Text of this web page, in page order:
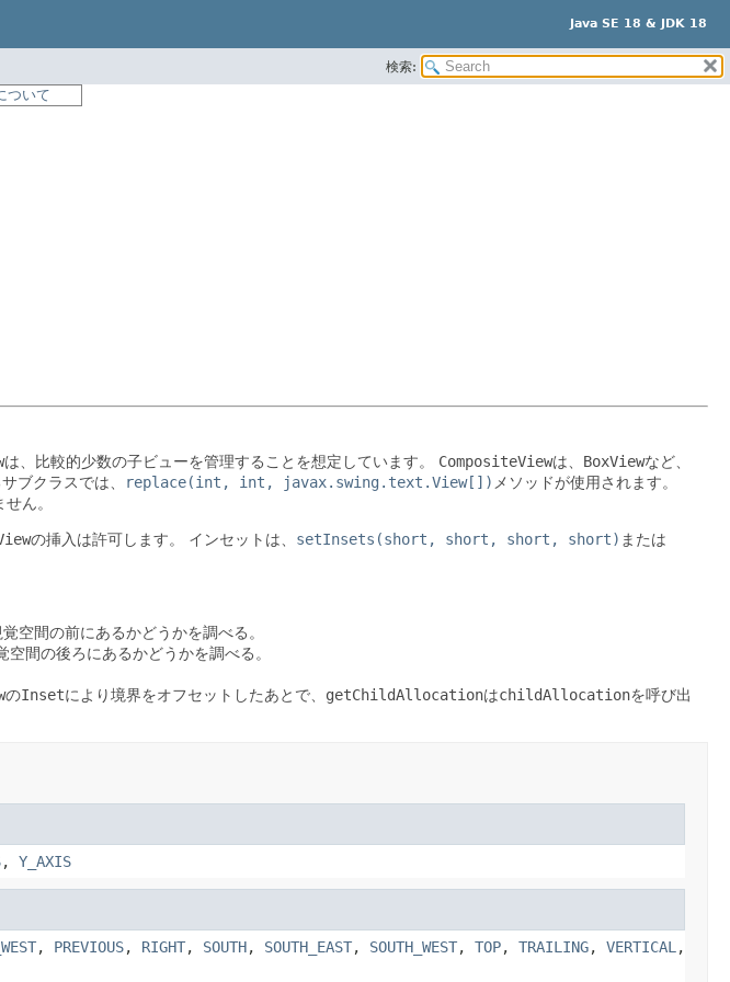
Java SE 18 & JDK 18
検索:
ついて
は、比較的少数の子ビューを管理することを想定しています。 CompositeViewは、 BoxViewなど、
ブクラスでは、 replace(int, int, javax.swing.text.View[]) メソッドが使用されます。
ん。
の挿入は許可します。 インセットは、 setInsets(short, short, short, short) または
空間の前にあるかどうかを調べる。
空間の後ろにあるかどうかを調べる。
のInsetにより境界をオフセットしたあとで、 getChildAllocationはchildAllocationを呼び出
, Y_AXIS
, PREVIOUS, RIGHT, SOUTH, SOUTH_EAST, SOUTH_WEST, TOP, TRAILING, VERTICAL ,